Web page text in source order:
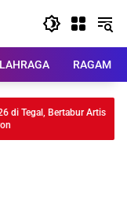
RAGAM
Bertabur Artis